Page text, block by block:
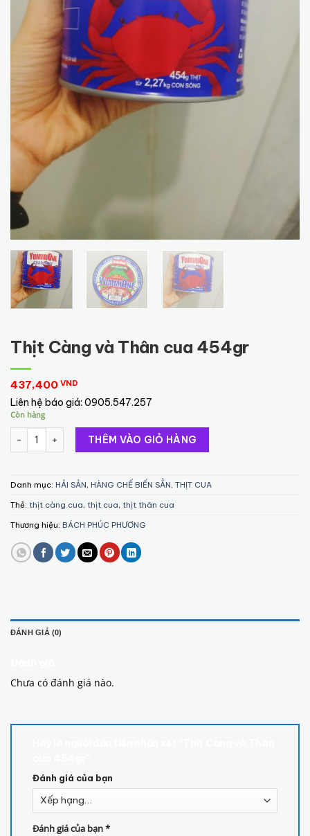
Thịt Càng và Thân cua 454gr
437,400 VND
Liên hệ báo giá: 0905.547.257
Còn hàng
Thịt Càng và Thân cua 454gr số lượng
THÊM VÀO GIỎ HÀNG
Danh mục: HẢI SẢN, HÀNG CHẾ BIẾN SẲN, THỊT CUA
Thẻ: thịt càng cua, thịt cua, thịt thân cua
Thương hiệu: BÁCH PHÚC PHƯƠNG
ĐÁNH GIÁ (0)
Chưa có đánh giá nào.
Đánh giá của bạn
Đánh giá của bạn*